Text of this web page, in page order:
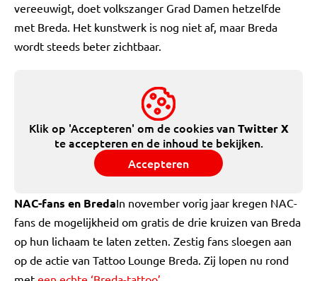
vereeuwigt, doet volkszanger Grad Damen hetzelfde
met Breda. Het kunstwerk is nog niet af, maar Breda
wordt steeds beter zichtbaar.
Klik op 'Accepteren' om de cookies vanTwitter X
te accepteren en de inhoud te bekijken.
Accepteren
NAC-fans en BredaIn november vorig jaar kregen NAC-
fans de mogelijkheid om gratis de drie kruizen van Breda
op hun lichaam te laten zetten. Zestig fans sloegen aan
op de actie van Tattoo Lounge Breda. Zij lopen nu rond